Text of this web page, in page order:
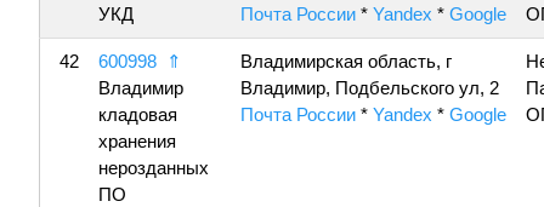
УКД
Почта России * Yandex * Google
42 600998
⇑
Владимир
кладовая
хранения
нерозданных
ПО
Владимирская область, г
Владимир, Подбельского ул, 2
Почта России * Yandex * Google